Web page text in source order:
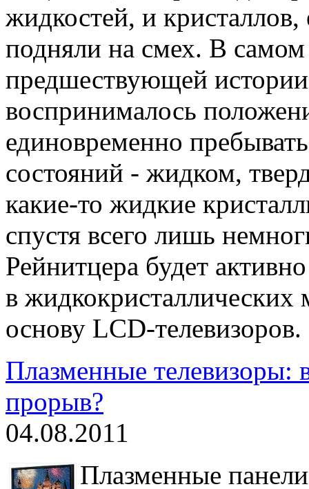
жидкостей, и кристаллов,
подняли на смех. В
предшествующей
воспринималось
единовременно
состояний - жидком,
какие-то жидкие
спустя всего лишь
Рейнитцера будет
в жидкокристаллических
основу LCD-телевизоров.
Плазменные телевизоры:
прорыв?
04.08.2011
Плазменные